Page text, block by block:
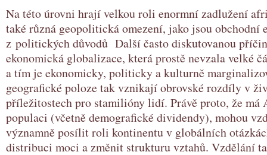
Na této úrovni hrají velkou roli enormní zadlužení
také různá geopolitická omezení, jako jsou obchodní
z politických důvodů Další často diskutovanou
ekonomická globalizace, která prostě nevzala velké
a tím je ekonomicky, politicky a kulturně
geografické poloze tak vznikají obrovské rozdíly v
příležitostech pro stamilióny lidí. Právě proto, že má
populaci (včetně demografické dividendy), mohou
významně posílit roli kontinentu v globálních
distribuci moci a změnit strukturu vztahů. Vzdělání